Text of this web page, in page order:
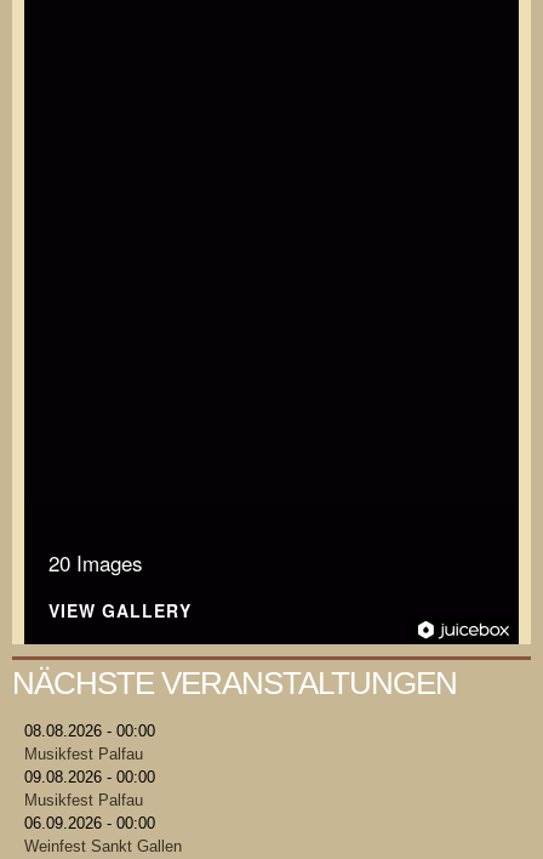
20 Images
VIEW GALLERY
NÄCHSTE VERANSTALTUNGEN
08.08.2026 - 00:00
Musikfest Palfau
09.08.2026 - 00:00
Musikfest Palfau
06.09.2026 - 00:00
Weinfest Sankt Gallen